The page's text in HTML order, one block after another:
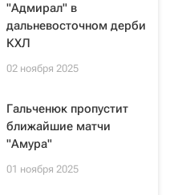
"Адмирал" в
дальневосточном дерби
КХЛ
02 ноября 2025
Гальченюк пропустит
ближайшие матчи
"Амура"
01 ноября 2025